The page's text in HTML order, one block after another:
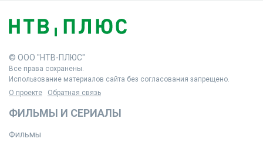
© ООО "НТВ-ПЛЮС"
Все права сохранены.
Использование материалов сайта без согласования запрещено.
О проекте
Обратная связь
ФИЛЬМЫ И СЕРИАЛЫ
Фильмы